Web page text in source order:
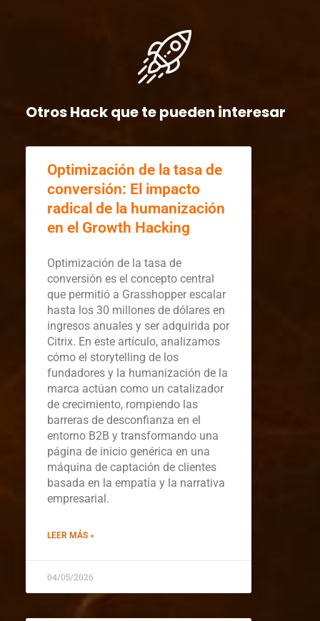
Otros Hack que te pueden interesar
Optimización de la tasa de
conversión: El impacto
radical de la humanización
en el Growth Hacking
Optimización de la tasa de
conversión es el concepto central
que permitió a Grasshopper escalar
hasta los 30 millones de dólares en
ingresos anuales y ser adquirida por
Citrix. En este artículo, analizamos
cómo el storytelling de los
fundadores y la humanización de la
marca actúan como un catalizador
de crecimiento, rompiendo las
barreras de desconfianza en el
entorno B2B y transformando una
página de inicio genérica en una
máquina de captación de clientes
basada en la empatía y la narrativa
empresarial.
LEER MÁS »
04/05/2026